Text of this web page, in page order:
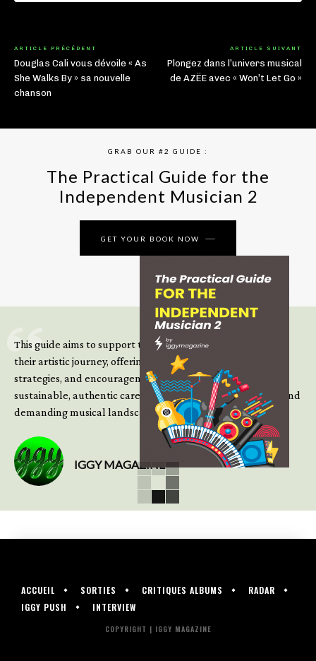
ARTICLE PRÉCÉDENT
Douglas Cali vous dévoile « As
She Walks By » sa nouvelle
chanson
ARTICLE SUIVANT
Plongez dans l’univers musical
de AZËE avec « Won’t Let Go »
GRAB OUR #2 GUIDE :
The Practical Guide for the
Independent Musician 2
GET YOUR BOOK NOW
This guide aims to support those climbing the next steps of
their artistic journey, offering practical insight, updated
strategies, and encouragement to continue building
sustainable, authentic careers in an increasingly complex and
demanding musical landscape.
IGGY MAGAZINE
ACCUEIL SORTIES CRITIQUES ALBUMS
RADAR
IGGY PUSH
INTERVIEW
COPYRIGHT | IGGY MAGAZINE